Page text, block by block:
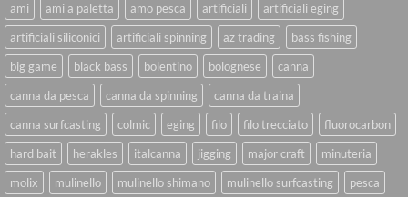
ami ami a paletta amo pesca artificiali
artificiali eging
artificiali siliconici
artificiali spinning az trading
bass fishing
big game
black bass bolentino bolognese
canna
canna da pesca
canna da spinning
canna da traina
canna surfcasting
colmic eging filo filo trecciato
fluorocarbon
hard bait
herakles italcanna jigging major craft
minuteria
molix
mulinello mulinello shimano mulinello surfcasting
pesca